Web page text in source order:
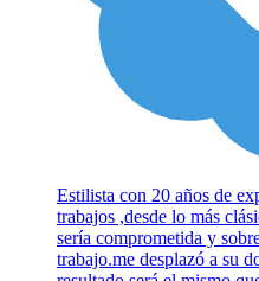
Estilista con 20 años de
trabajos ,desde lo más
sería comprometida y
trabajo.me desplazó a su